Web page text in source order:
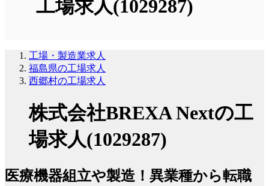
工場求人(1029287)
工場・製造業求人
福島県の工場求人
西郷村の工場求人
株式会社BREXA Nextの工
場求人(1029287)
医療機器組立や製造！異業種から転職